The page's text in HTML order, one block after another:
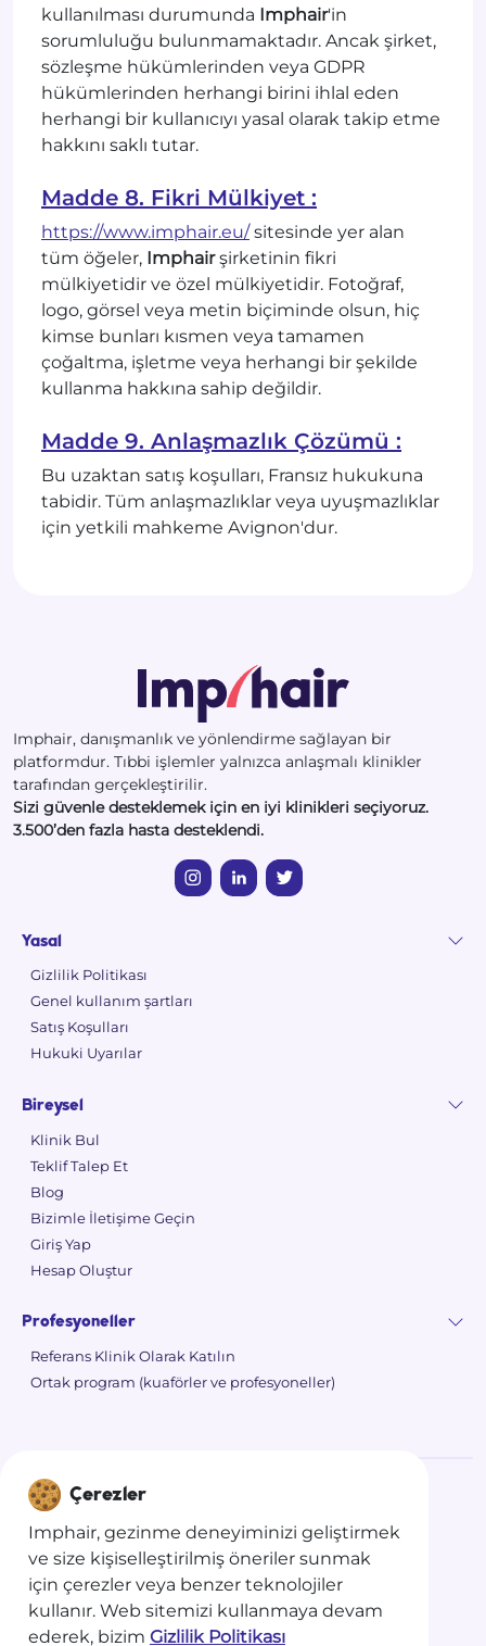
kullanılması durumunda Imphair'in
sorumluluğu bulunmamaktadır. Ancak şirket,
sözleşme hükümlerinden veya GDPR
hükümlerinden herhangi birini ihlal eden
herhangi bir kullanıcıyı yasal olarak takip etme
hakkını saklı tutar.
Madde 8. Fikri Mülkiyet :
https://www.imphair.eu/sitesinde yer alan
tüm öğeler, Imphairşirketinin fikri
mülkiyetidir ve özel mülkiyetidir. Fotoğraf,
logo, görsel veya metin biçiminde olsun, hiç
kimse bunları kısmen veya tamamen
çoğaltma, işletme veya herhangi bir şekilde
kullanma hakkına sahip değildir.
Madde 9. Anlaşmazlık Çözümü :
Bu uzaktan satış koşulları, Fransız hukukuna
tabidir. Tüm anlaşmazlıklar veya uyuşmazlıklar
için yetkili mahkeme Avignon'dur.
Imphair, danışmanlık ve yönlendirme sağlayan bir
platformdur. Tıbbi işlemler yalnızca anlaşmalı klinikler
tarafından gerçekleştirilir.
Sizi güvenle desteklemek için en iyi klinikleri seçiyoruz.
3.500’den fazla hasta desteklendi.
Yasal
Gizlilik Politikası
Genel kullanım şartları
Satış Koşulları
Hukuki Uyarılar
Bireysel
Klinik Bul
Teklif Talep Et
Blog
Bizimle İletişime Geçin
Giriş Yap
Hesap Oluştur
Profesyoneller
Referans Klinik Olarak Katılın
Ortak program (kuaförler ve profesyoneller)
Gizlilik Politikası
Genel kullanım şartları
Satış Koşulları
Çerezler
Imphair, gezinme deneyiminizi geliştirmek
ve size kişiselleştirilmiş öneriler sunmak
için çerezler veya benzer teknolojiler
kullanır. Web sitemizi kullanmaya devam
ederek, bizim Gizlilik Politikası